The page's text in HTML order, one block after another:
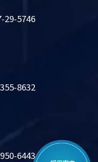
29-5746
8632
6443